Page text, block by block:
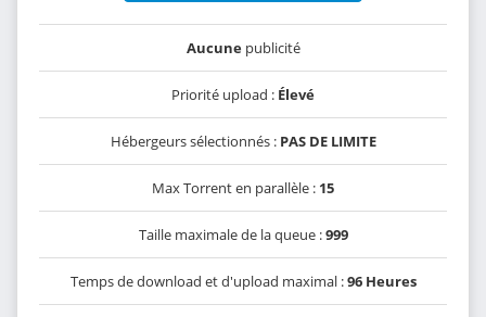
Aucunepublicité
Priorité upload : Élevé
Hébergeurs sélectionnés : PAS DE LIMITE
Max Torrent en parallèle : 15
Taille maximale de la queue :999
Temps de download et d'upload maximal :96 Heures